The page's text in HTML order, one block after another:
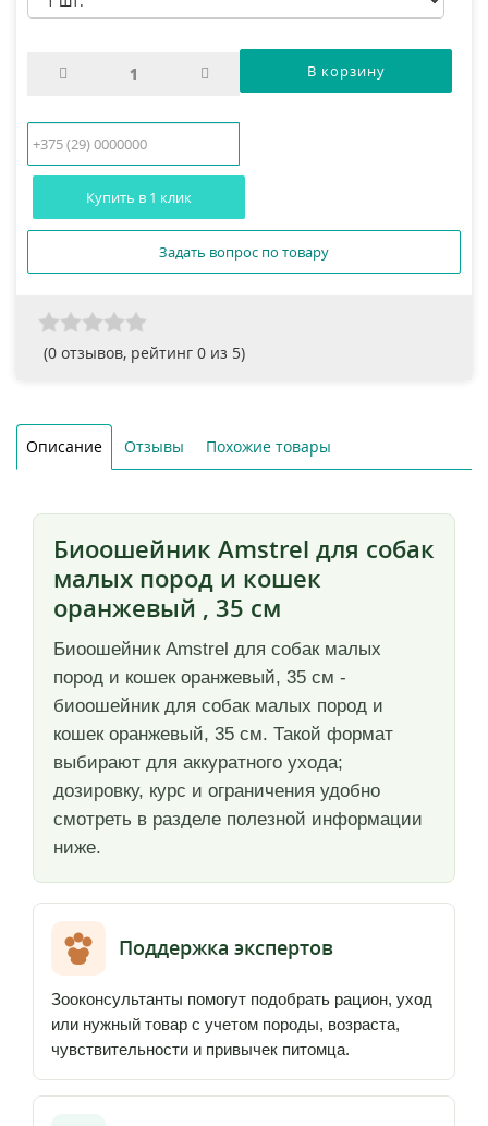
Купить в 1 клик
Задать вопрос по товару
(0 отзывов, рейтинг 0 из 5)
Описание Отзывы Похожие товары
Биоошейник Amstrel для собак
малых пород и кошек
оранжевый , 35 см
Биоошейник Amstrel для собак малых
пород и кошек оранжевый, 35 см -
биоошейник для собак малых пород и
кошек оранжевый, 35 см. Такой формат
выбирают для аккуратного ухода;
дозировку, курс и ограничения удобно
смотреть в разделе полезной информации
ниже.
Поддержка экспертов
Зооконсультанты помогут подобрать рацион, уход
или нужный товар с учетом породы, возраста,
чувствительности и привычек питомца.